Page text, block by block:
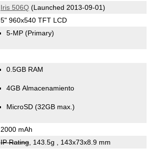
Iris 506Q(Launched 2013-09-01)
5" 960x540 TFT LCD
5-MP (Primary)
0.5GB RAM
4GB Almacenamiento
MicroSD (32GB max.)
2000 mAh
IP Rating, 143.5g , 143x73x8.9 mm